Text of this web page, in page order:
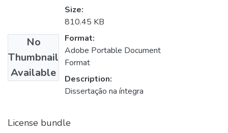
No
Thumbnail
Available
Size:
810.45 KB
Format:
Adobe Portable Document
Format
Description:
Dissertação na íntegra
License bundle